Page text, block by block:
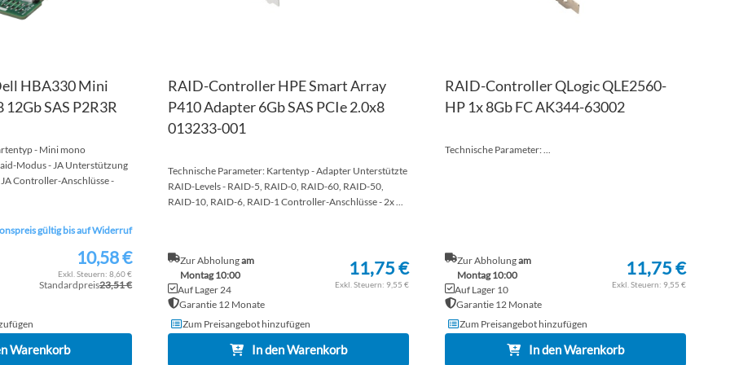
HBA330 Mini
12Gb SAS P2R3R
- Mini mono
Modus - JA Unterstützung
Controller-Anschlüsse -
gültig bis auf Widerruf
Sonderpreis10,58 €
8,60 €
Standardpreis23,51 €
Warenkorb
RAID-Controller HPE Smart Array
P410 Adapter 6Gb SAS PCIe 2.0x8
013233-001
Technische Parameter: Kartentyp - Adapter Unterstützte
RAID-Levels - RAID-5, RAID-0, RAID-60, RAID-50,
RAID-10, RAID-6, RAID-1 Controller-Anschlüsse - 2x ...
Zur Abholungam
Montag 10:00
Auf Lager 24
Garantie 12 Monate
11,75 €
9,55 €
Zum Preisangebot hinzufügen
In den Warenkorb
RAID-Controller QLogic QLE2560-
HP 1x 8Gb FC AK344-63002
Technische Parameter: ...
Zur Abholungam
Montag 10:00
Auf Lager 10
Garantie 12 Monate
11,75 €
9,55 €
Zum Preisangebot hinzufügen
In den Warenkorb